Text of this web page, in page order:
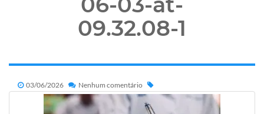
09.32.08-1
03/06/2026 Nenhum comentário